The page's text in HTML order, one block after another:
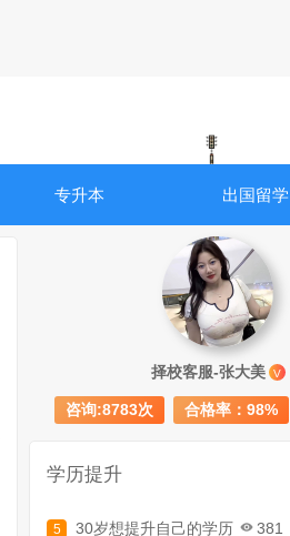
专升本 出国留学
择校客服-张大美 V
咨询:8783次 合格率：98%
学历提升
成人初中文凭怎么提升学历
30岁怎么提升学历 218